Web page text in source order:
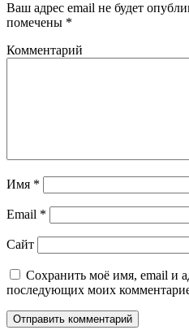
Ваш адрес email не будет
помечены *
Комментарий
Имя *
Email *
Сайт
Сохранить моё имя, email и
последующих моих